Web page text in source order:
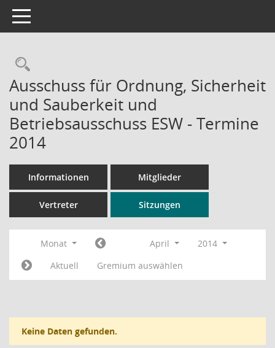
Toggle navigation
Rechercheauswahl
Ausschuss für Ordnung, Sicherheit
und Sauberkeit und
Betriebsausschuss ESW - Termine
2014
Informationen Mitglieder
Vertreter Sitzungen
Monat April
2014
Aktuell
Gremium auswählen
Keine Daten gefunden.